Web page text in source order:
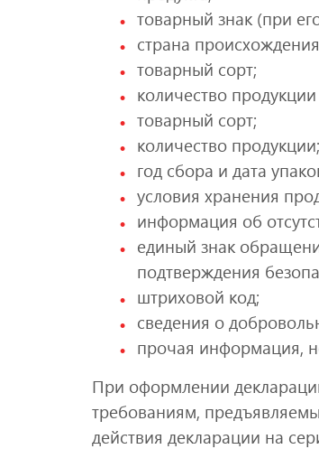
товарный знак (при
страна
товарный сорт;
количество
товарный сорт;
количество продукции;
год сбора и дата
условия хранения
информация об
единый знак
подтверждения
штриховой код;
сведения о
прочая информация,
При оформлении
требованиям,
действия декларации на